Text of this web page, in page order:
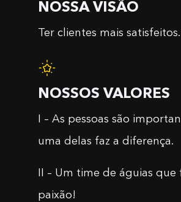
NOSSA VISÃO
Ter clientes mais satisfeitos.
NOSSOS VALORES
I – As pessoas são
uma delas faz a diferença.
II – Um time de águias que
paixão!